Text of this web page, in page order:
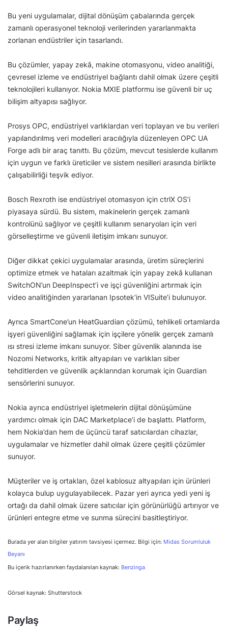
Bu yeni uygulamalar, dijital dönüşüm çabalarında gerçek
zamanlı operasyonel teknoloji verilerinden yararlanmakta
zorlanan endüstriler için tasarlandı.
Bu çözümler, yapay zekâ, makine otomasyonu, video analitiği,
çevresel izleme ve endüstriyel bağlantı dahil olmak üzere çeşitli
teknolojileri kullanıyor. Nokia MXIE platformu ise güvenli bir uç
bilişim altyapısı sağlıyor.
Prosys OPC, endüstriyel varlıklardan veri toplayan ve bu verileri
yapılandırılmış veri modelleri aracılığıyla düzenleyen OPC UA
Forge adlı bir araç tanıttı. Bu çözüm, mevcut tesislerde kullanım
için uygun ve farklı üreticiler ve sistem nesilleri arasında birlikte
çalışabilirliği teşvik ediyor.
Bosch Rexroth ise endüstriyel otomasyon için ctrlX OS’i
piyasaya sürdü. Bu sistem, makinelerin gerçek zamanlı
kontrolünü sağlıyor ve çeşitli kullanım senaryoları için veri
görselleştirme ve güvenli iletişim imkanı sunuyor.
Diğer dikkat çekici uygulamalar arasında, üretim süreçlerini
optimize etmek ve hataları azaltmak için yapay zekâ kullanan
SwitchON’un DeepInspect’i ve işçi güvenliğini artırmak için
video analitiğinden yararlanan Ipsotek’in VISuite’i bulunuyor.
Ayrıca SmartCone’un HeatGuardian çözümü, tehlikeli ortamlarda
işyeri güvenliğini sağlamak için işçilere yönelik gerçek zamanlı
ısı stresi izleme imkanı sunuyor. Siber güvenlik alanında ise
Nozomi Networks, kritik altyapıları ve varlıkları siber
tehditlerden ve güvenlik açıklarından korumak için Guardian
sensörlerini sunuyor.
Nokia ayrıca endüstriyel işletmelerin dijital dönüşümüne
yardımcı olmak için DAC Marketplace’i de başlattı. Platform,
hem Nokia’dan hem de üçüncü taraf satıcılardan cihazlar,
uygulamalar ve hizmetler dahil olmak üzere çeşitli çözümler
sunuyor.
Müşteriler ve iş ortakları, özel kablosuz altyapıları için ürünleri
kolayca bulup uygulayabilecek. Pazar yeri ayrıca yedi yeni iş
ortağı da dahil olmak üzere satıcılar için görünürlüğü artırıyor ve
ürünleri entegre etme ve sunma sürecini basitleştiriyor.
Burada yer alan bilgiler yatırım tavsiyesi içermez. Bilgi için: Midas Sorumluluk
Beyanı
Bu içerik hazırlanırken faydalanılan kaynak: Benzinga
Görsel kaynak: Shutterstock
Paylaş